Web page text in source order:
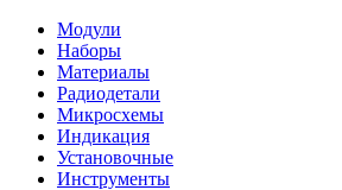
Модули
Наборы
Материалы
Радиодетали
Микросхемы
Индикация
Установочные
Инструменты